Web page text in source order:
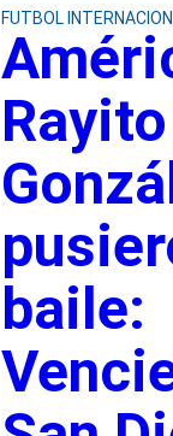
FUTBOL
Rayito
baile: